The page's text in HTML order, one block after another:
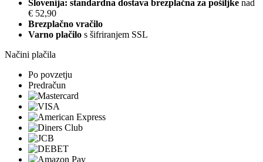
Slovenija: standardna dostava brezplačna za pošiljke nad
€ 52,90
Brezplačno vračilo
Varno plačilo s šifriranjem SSL
Načini plačila
Po povzetju
Predračun